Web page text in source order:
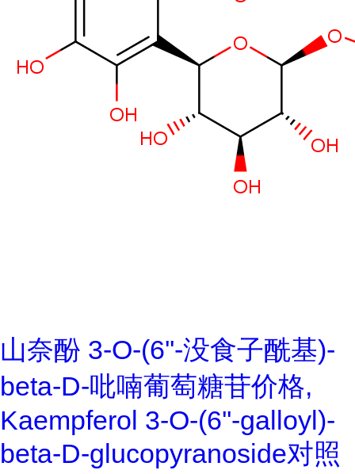
山奈酚 3-O-(6''-没食子酰基)-
beta-D-吡喃葡萄糖苷价格,
Kaempferol 3-O-(6''-galloyl)-
beta-D-glucopyranoside对照